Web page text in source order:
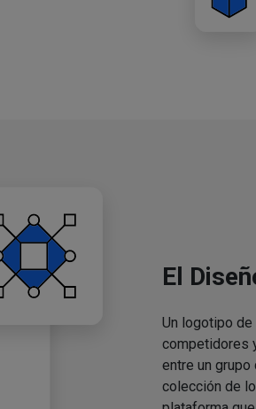
El
Un logotipo
competidores
entre un
colección de